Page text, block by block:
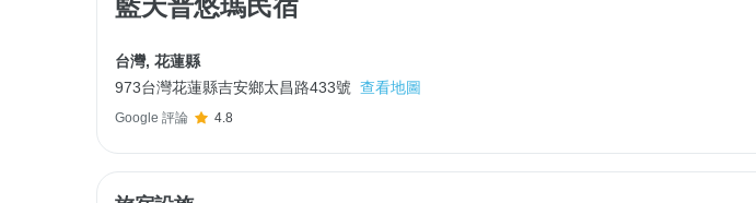
藍天普悠瑪民宿
台灣, 花蓮縣
973台灣花蓮縣吉安鄉太昌路433號 查看地圖
Google 評論 4.8